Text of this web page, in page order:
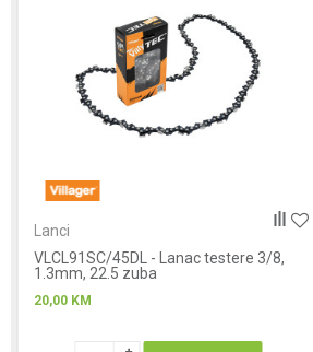
Anti-spam zaštita - izračunajte koliko je 4 + 1 :
Lanci
VLCL91SC/45DL - Lanac testere 3/8,
1.3mm, 22.5 zuba
20,00 KM